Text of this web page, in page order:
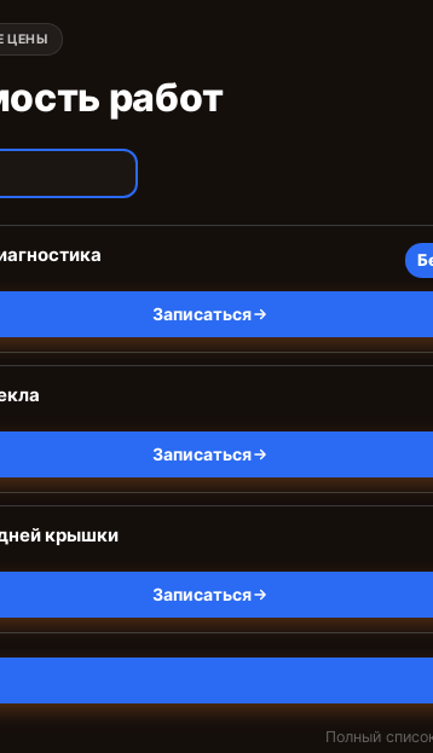
ЦЕНЫ
работ
Записаться
Записаться
крышки
Записаться
Полный